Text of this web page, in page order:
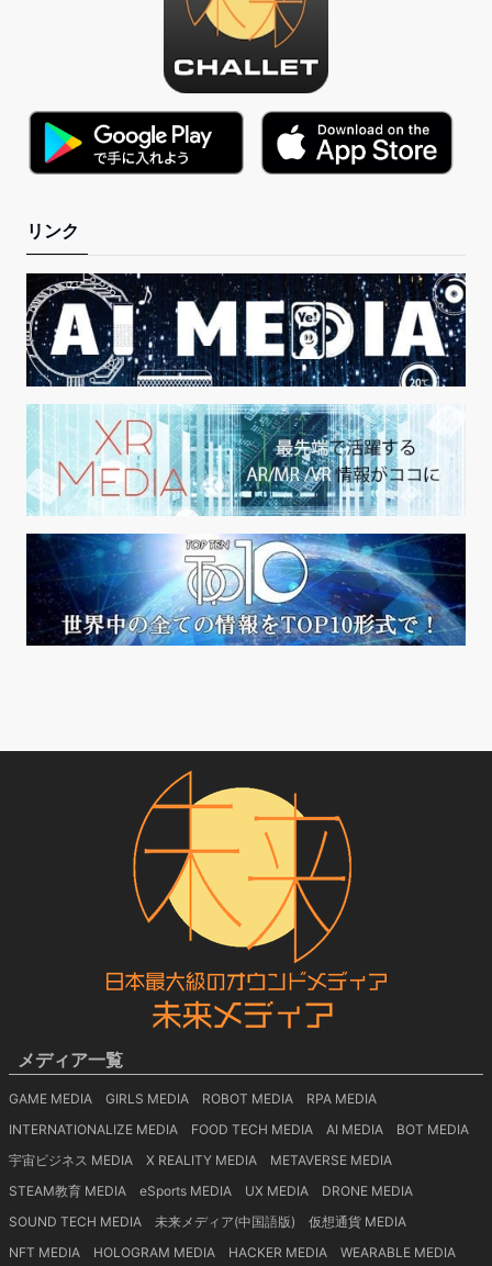
リンク
メディア一覧
GAME MEDIA GIRLS MEDIA ROBOT MEDIA
RPA MEDIA
INTERNATIONALIZE MEDIA
FOOD TECH MEDIA AI MEDIA
BOT MEDIA
宇宙ビジネス MEDIA
X REALITY MEDIA
METAVERSE MEDIA
STEAM教育 MEDIA
eSports MEDIA UX MEDIA
DRONE MEDIA
SOUND TECH MEDIA
未来メディア(中国語版)
仮想通貨 MEDIA
NFT MEDIA
HOLOGRAM MEDIA HACKER MEDIA WEARABLE MEDIA